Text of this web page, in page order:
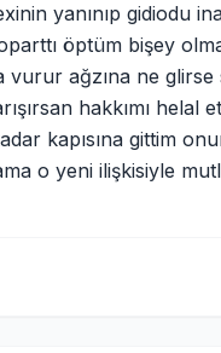
yanınıp gidiodu
öptüm bişey
ağzına ne
hakkımı helal
kapısına gittim
o yeni ilişkisiyle